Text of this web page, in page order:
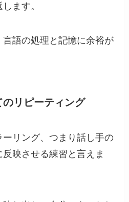
ます。
語の処理と記憶に余裕が
のリピーティング
ーリング、つまり話し手の
映させる練習と言えま